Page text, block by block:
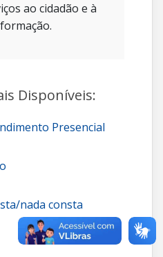
ao cidadão e à
Disponíveis:
Presencial
nada consta